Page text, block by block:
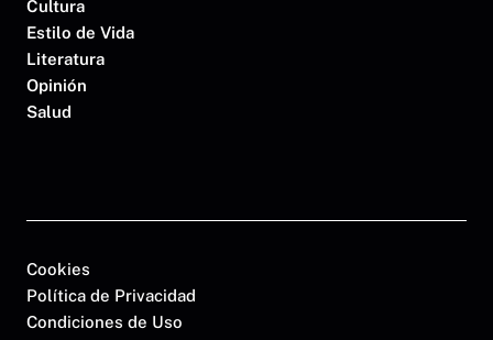
Cultura
Estilo de Vida
Literatura
Opinión
Salud
Cookies
Política de Privacidad
Condiciones de Uso